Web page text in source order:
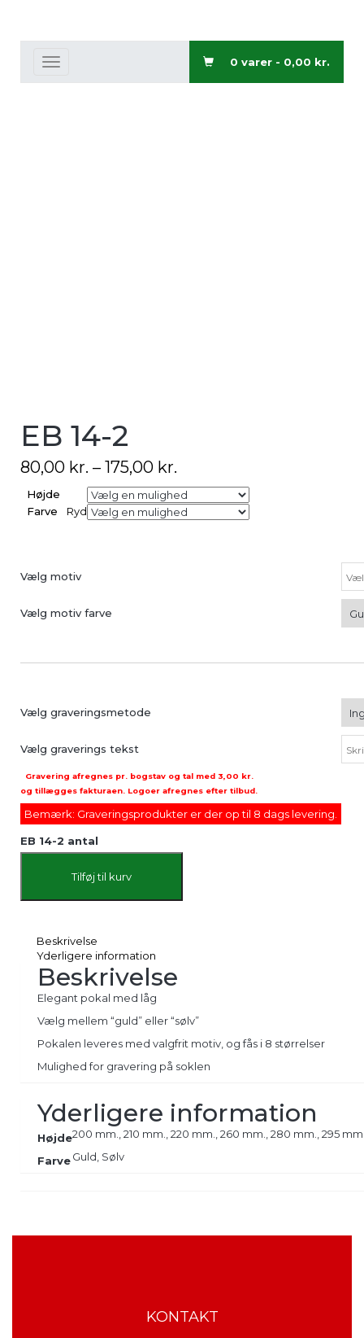
0 varer - 0,00 kr.
Toggle
EB 14-2
80,00 kr. – 175,00 kr.
Højde
Farve
Ryd
Vælg motiv
Vælg motiv farve
Vælg graveringsmetode
Vælg graverings tekst
Gravering afregnes pr. bogstav og tal med 3,00 kr.
og tillægges fakturaen. Logoer afregnes efter tilbud.
Bemærk: Graveringsprodukter er der op til 8 dags levering.
EB 14-2 antal
Tilføj til kurv
Beskrivelse
Yderligere information
Beskrivelse
Elegant pokal med låg
Vælg mellem “guld” eller “sølv”
Pokalen leveres med valgfrit motiv, og fås i 8 størrelser
Mulighed for gravering på soklen
Yderligere information
Højde200 mm., 210 mm., 220 mm., 260 mm., 280 mm., 295
FarveGuld, Sølv
KONTAKT